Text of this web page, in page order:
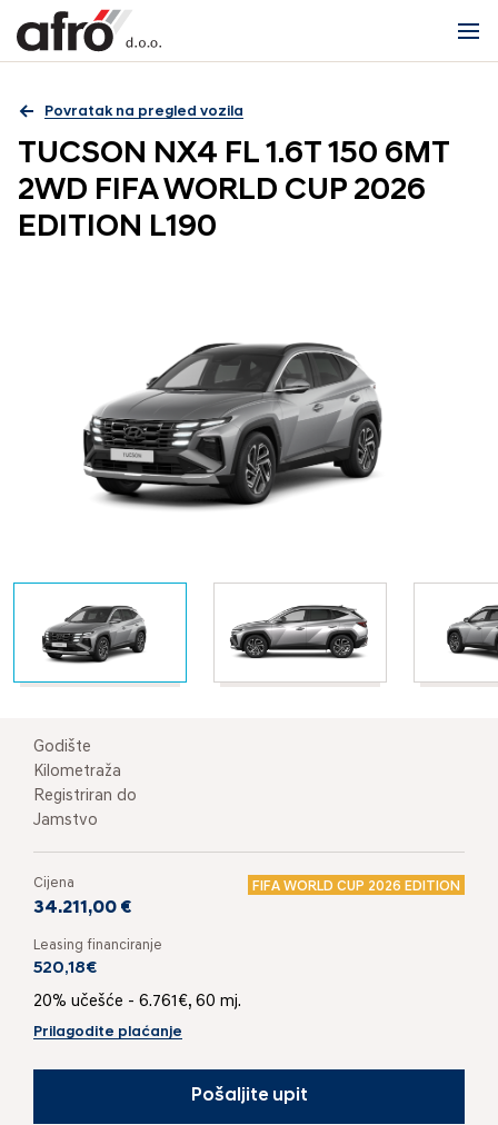
Povratak na pregled vozila
TUCSON NX4 FL 1.6T 150 6MT
2WD FIFA WORLD CUP 2026
EDITION L190
Godište
Kilometraža
Registriran do
Jamstvo
Cijena FIFA WORLD CUP 2026 EDITION
34.211,00 €
Leasing financiranje
520,18€
20% učešće - 6.761€, 60 mj.
Prilagodite plaćanje
Pošaljite upit